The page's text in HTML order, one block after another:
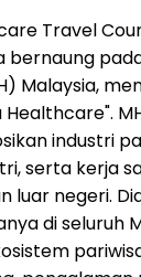
Travel
bernaung
Malaysia,
Healthcare".
industri
serta kerja
luar negeri.
di seluruh